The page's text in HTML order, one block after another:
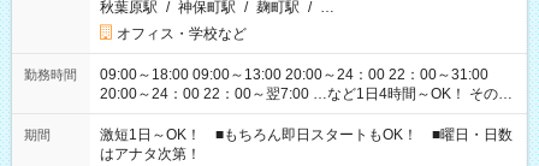
秋葉原駅 / 神保町駅 / 麹町駅 / …
オフィス・学校など
勤務時間
09:00～18:00 09:00～13:00 20:00～24：00 22：00～31:00
20:00～24：00 22：00～翌7:00 …など1日4時間～OK！ その他
シフトもございます！ お気軽にご相談ください！
期間
激短1日～OK！ ■もちろん即日スタートもOK！ ■曜日・日数
はアナタ次第！